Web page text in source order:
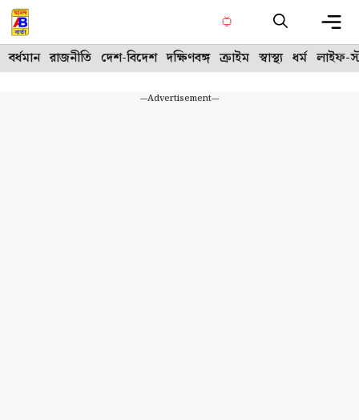
Skip
to
content
বর্ধমান রাজনীতি দেশ-বিদেশ দক্ষিণবঙ্গ ক্রাইম স্বাস্থ্য ধর্ম লাইফ-
---Advertisement---